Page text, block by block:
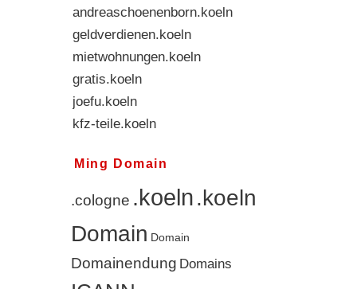
andreaschoenenborn.koeln
geldverdienen.koeln
mietwohnungen.koeln
gratis.koeln
joefu.koeln
kfz-teile.koeln
Ming Domain
.cologne .koeln.koeln
Domain Domain
Domainendung Domains